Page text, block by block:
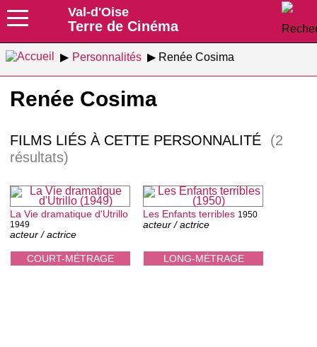
Val-d'Oise
Terre de Cinéma
Personnalités Renée Cosima
Renée Cosima
FILMS LIÉS À CETTE PERSONNALITÉ
(2
résultats)
COURT-MÉTRAGE
La Vie dramatique d'Utrillo
1949
acteur / actrice
LONG-MÉTRAGE
Les Enfants terribles 1950
acteur / actrice